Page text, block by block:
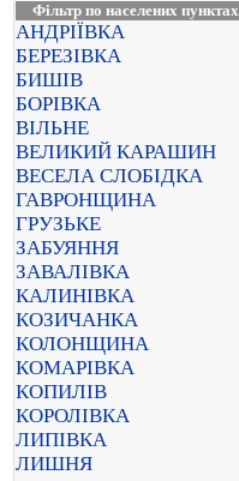
Фільтр по населених пунктах
АНДРІЇВКА
БЕРЕЗІВКА
БИШІВ
БОРІВКА
ВІЛЬНЕ
ВЕЛИКИЙ КАРАШИН
ВЕСЕЛА СЛОБІДКА
ГАВРОНЩИНА
ГРУЗЬКЕ
ЗАБУЯННЯ
ЗАВАЛІВКА
КАЛИНІВКА
КОЗИЧАНКА
КОЛОНЩИНА
КОМАРІВКА
КОПИЛІВ
КОРОЛІВКА
ЛИПІВКА
ЛИШНЯ